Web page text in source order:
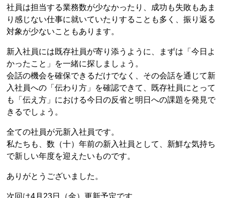
社員は担当する業務数が少なかったり、成功も失敗もあま
り感じない仕事に就いていたりすることも多く、振り返る
対象が少ないこともあります。
新入社員には既存社員が寄り添うように、まずは「今日よ
かったこと」を一緒に探しましょう。
会話の機会を確保できるだけでなく、その会話を通じて新
入社員への「伝わり方」を確認できて、既存社員にとって
も「伝え方」における今日の反省と明日への課題を発見で
きるでしょう。
全ての社員が元新入社員です。
私たちも、数（十）年前の新入社員として、新鮮な気持ち
で新しい年度を迎えたいものです。
ありがとうございました。
次回は4月23日（金）更新予定です。